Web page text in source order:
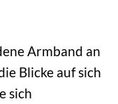
Armband an
Blicke auf sich
sich